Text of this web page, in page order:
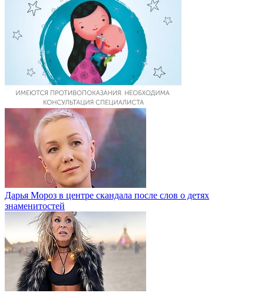
Дарья Мороз в центре скандала после слов о детях
знаменитостей